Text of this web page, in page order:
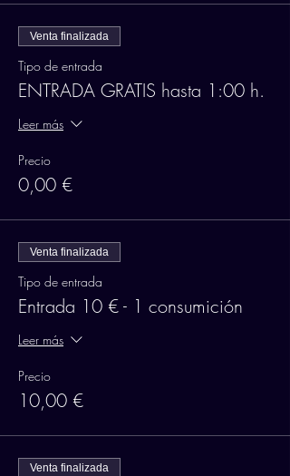
Venta finalizada
Tipo de entrada
ENTRADA GRATIS hasta 1:00 h.
Leer más
Precio
0,00 €
Venta finalizada
Tipo de entrada
Entrada 10 € - 1 consumición
Leer más
Precio
10,00 €
Venta finalizada